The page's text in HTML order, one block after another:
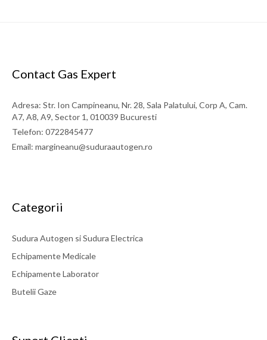
Contact Gas Expert
Adresa: Str. Ion Campineanu, Nr. 28, Sala Palatului, Corp A, Cam.
A7, A8, A9, Sector 1, 010039 Bucuresti
Telefon: 0722845477
Email: margineanu@suduraautogen.ro
Categorii
Sudura Autogen si Sudura Electrica
Echipamente Medicale
Echipamente Laborator
Butelii Gaze